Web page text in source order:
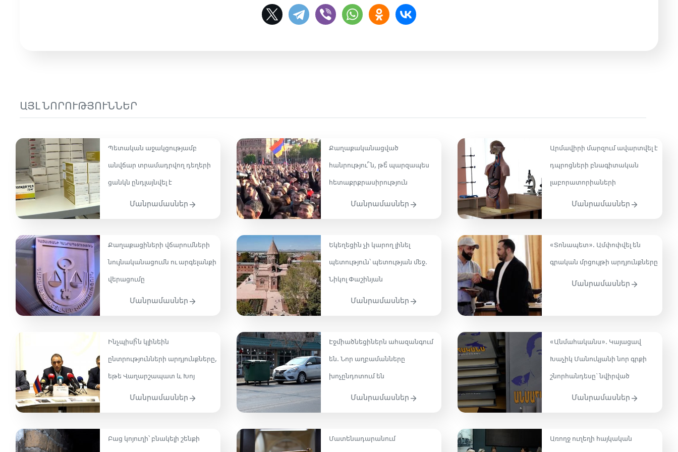
ԱՅԼ ՆՈՐՈՒԹՅՈՒՆՆԵՐ
Պետական աջակցությամբ
անվճար տրամադրվող դեղերի
ցանկն ընդլայնվել է
Մանրամասներ
Քաղաքականացված
հանրությու՞ն, թե՞ պարզապես
հետաքրքրասիրություն
Մանրամասներ
Արմավիրի մարզում ավարտվել է
դպրոցների բնագիտական
լաբորատորիաների
Մանրամասներ
Քաղաքացիների վճարումների
նույնականացումն ու արգելանքի
վերացումը
Մանրամասներ
Եկեղեցին չի կարող լինել
պետություն՝ պետության մեջ․
Նիկոլ Փաշինյան
Մանրամասներ
«Տոնապետ»․ Ամփոփվել են
գրական մրցույթի արդյունքները
Մանրամասներ
Ինչպիսի՞ն կլինեին
ընտրությունների արդյունքները,
եթե Վաղարշապատ և Խոյ
Մանրամասներ
Էջմիածնեցիներն ահազանգում
են․ Նոր աղբամանները
խոչընդոտում են
Մանրամասներ
«Անմահականս». Կայացավ
Խաչիկ Մանուկյանի նոր գրքի
շնորհանդեսը` նվիրված
Մանրամասներ
Բաց կոյուղի՝ բնակելի շենքի Մատենադարանում Առողջ ուղեղի հայկական